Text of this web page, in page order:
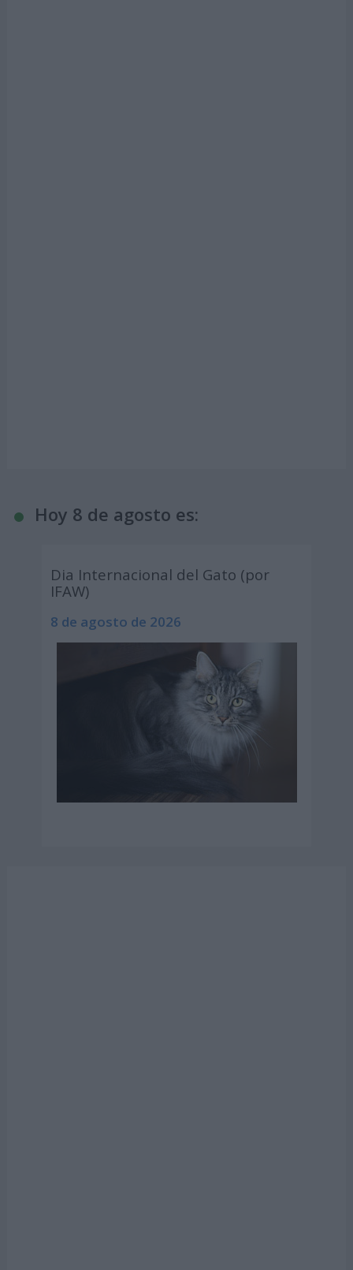
Hoy 8 de agosto es:
Dia Internacional del Gato (por
IFAW)
8 de agosto de 2026